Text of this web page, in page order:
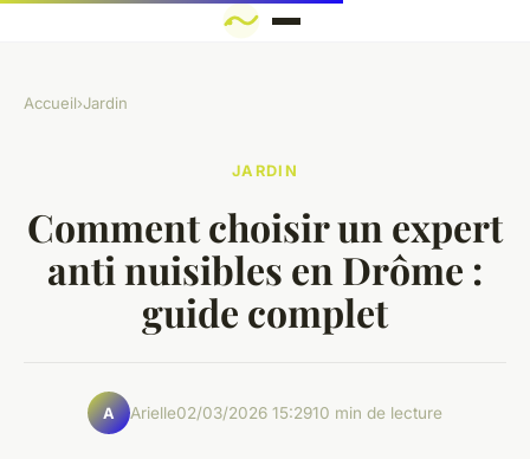
Accueil›Jardin
JARDIN
Comment choisir un expert
anti nuisibles en Drôme :
guide complet
A Arielle02/03/2026 15:2910 min de lecture